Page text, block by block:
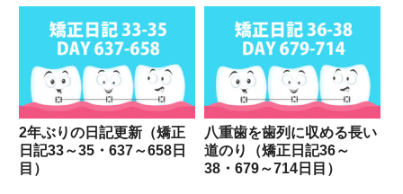
2年ぶりの日記更新（矯正
日記33～35・637～658日
目）
八重歯を歯列に収める長い
道のり（矯正日記36～
38・679～714日目）